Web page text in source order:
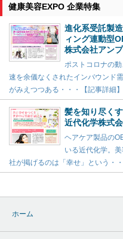
健康美容EXPO 企業特集
進化系受託製
ィング連動型
株式会社アン
ポストコロナの
速を余儀なくされたインバウンド
がみえつつある・・・【記事詳細】
髪を知り尽く
近代化学株式
ヘアケア製品の
いる近代化学。
社が掲げるのは「幸せ」という・・
ホーム